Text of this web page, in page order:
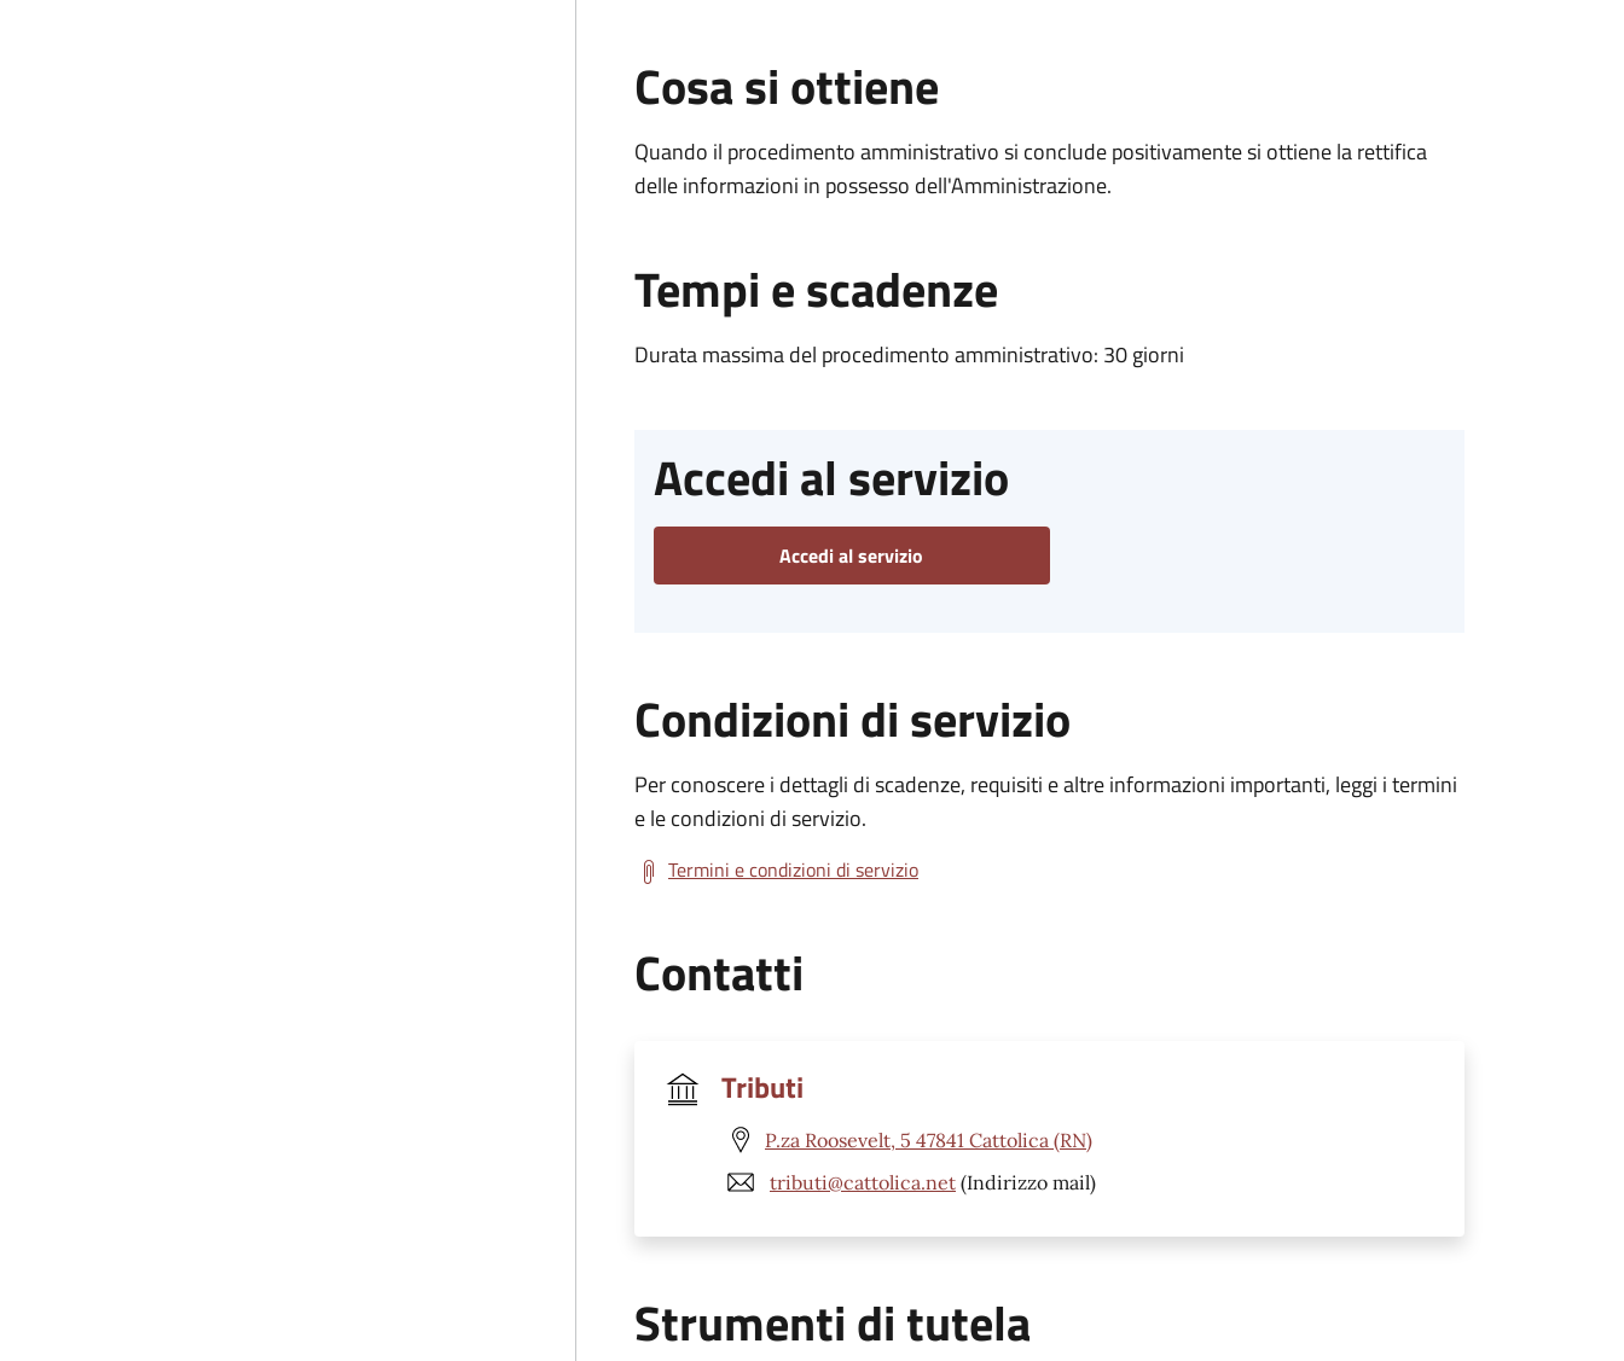
Cosa si ottiene
Quando il procedimento amministrativo si conclude positivamente si ottiene la rettifica
delle informazioni in possesso dell'Amministrazione.
Tempi e scadenze
Durata massima del procedimento amministrativo: 30 giorni
Accedi al servizio
Accedi al servizio
Condizioni di servizio
Per conoscere i dettagli di scadenze, requisiti e altre informazioni importanti, leggi i termini
e le condizioni di servizio.
Termini e condizioni di servizio
Contatti
Tributi
P.za Roosevelt, 5 47841 Cattolica (RN)
tributi@cattolica.net (Indirizzo mail)
Strumenti di tutela